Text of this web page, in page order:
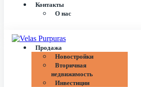
Контакты
О нас
Продажа
Новостройки
Вторичная
недвижимость
Инвестиции